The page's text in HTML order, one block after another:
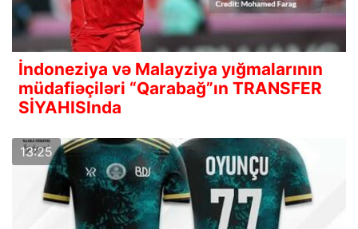
İndoneziya və Malayziya yığmalarının
müdafiəçiləri “Qarabağ”ın TRANSFER
SİYAHISInda
13:25